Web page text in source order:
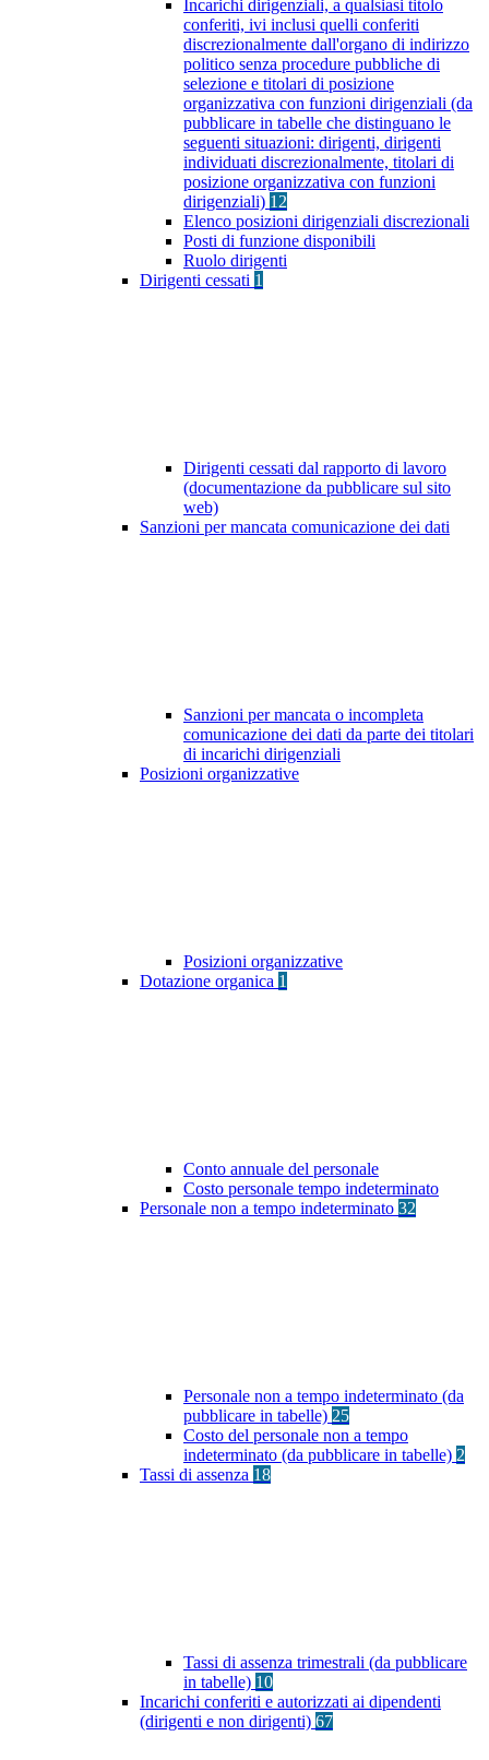
Incarichi dirigenziali, a qualsiasi titolo
conferiti, ivi inclusi quelli conferiti
discrezionalmente dall'organo di indirizzo
politico senza procedure pubbliche di
selezione e titolari di posizione
organizzativa con funzioni dirigenziali (da
pubblicare in tabelle che distinguano le
seguenti situazioni: dirigenti, dirigenti
individuati discrezionalmente, titolari di
posizione organizzativa con funzioni
dirigenziali) 12
Elenco posizioni dirigenziali discrezionali
Posti di funzione disponibili
Ruolo dirigenti
Dirigenti cessati 1
Dirigenti cessati dal rapporto di lavoro
(documentazione da pubblicare sul sito
web)
Sanzioni per mancata comunicazione dei dati
Sanzioni per mancata o incompleta
comunicazione dei dati da parte dei titolari
di incarichi dirigenziali
Posizioni organizzative
Posizioni organizzative
Dotazione organica 1
Conto annuale del personale
Costo personale tempo indeterminato
Personale non a tempo indeterminato 32
Personale non a tempo indeterminato (da
pubblicare in tabelle) 25
Costo del personale non a tempo
indeterminato (da pubblicare in tabelle) 2
Tassi di assenza 18
Tassi di assenza trimestrali (da pubblicare
in tabelle) 10
Incarichi conferiti e autorizzati ai dipendenti
(dirigenti e non dirigenti) 67